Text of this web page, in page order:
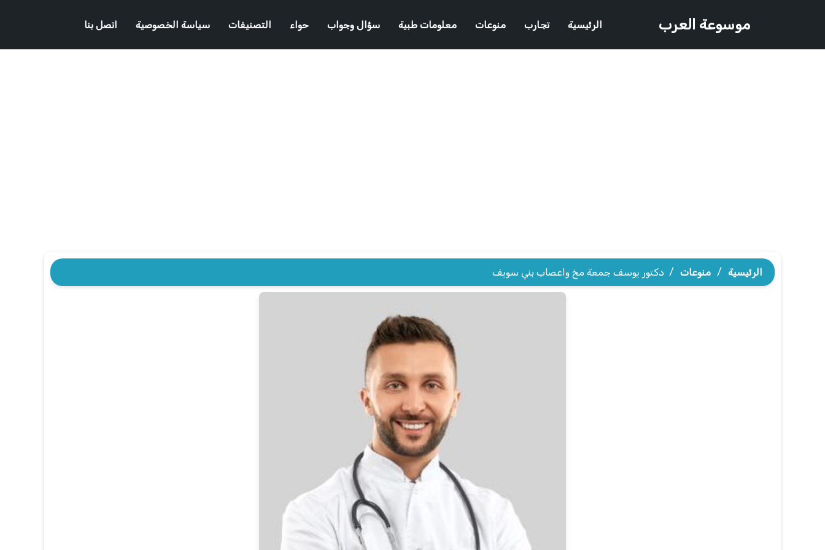
موسوعة العرب الرئيسية تجارب منوعات معلومات طبية سؤال وجواب حواء التصنيفات سياسة الخصوصية اتصل بنا
الرئيسية / منوعات / دكتور يوسف جمعة مخ واعصاب بني سويف